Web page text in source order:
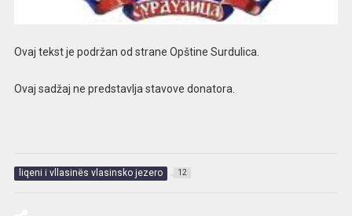
Ovaj tekst je podržan od strane Opštine Surdulica.
Ovaj sadžaj ne predstavlja stavove donatora.
liqeni i vllasinës vlasinsko jezero 12